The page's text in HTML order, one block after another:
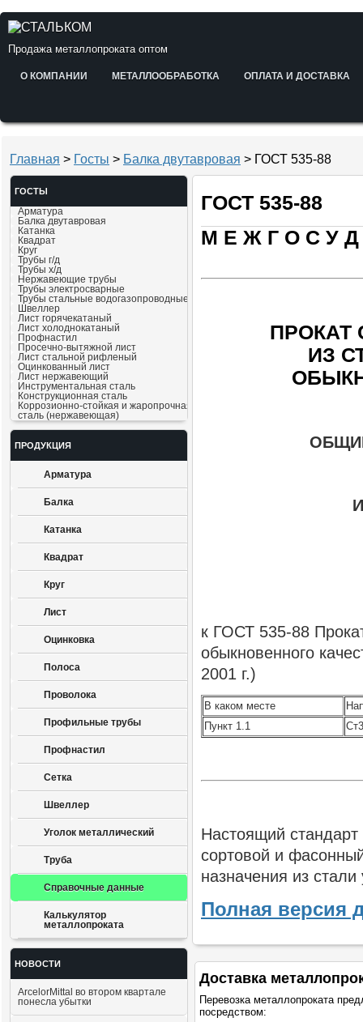
Продажа металлопроката оптом
О КОМПАНИИ МЕТАЛЛООБРАБОТКА ОПЛАТА И ДОСТАВКА
Главная > Госты > Балка двутавровая > ГОСТ 535-88
ГОСТЫ
Арматура
Балка двутавровая
Катанка
Квадрат
Круг
Трубы г/д
Трубы х/д
Нержавеющие трубы
Трубы электросварные
Трубы стальные водогазопроводные
Швеллер
Лист горячекатаный
Лист холоднокатаный
Профнастил
Просечно-вытяжной лист
Лист стальной рифленый
Оцинкованный лист
Лист нержавеющий
Инструментальная сталь
Конструкционная сталь
Коррозионно-стойкая и жаропрочная
сталь (нержавеющая)
ПРОДУКЦИЯ
Арматура
Балка
Катанка
Квадрат
Круг
Лист
Оцинковка
Полоса
Проволока
Профильные трубы
Профнастил
Сетка
Швеллер
Уголок металлический
Труба
Справочные данные
Калькулятор
металлопроката
НОВОСТИ
ArcelorMittal во втором квартале
понесла убытки
ГОСТ 535-88
М Е Ж Г О С У
ПРОКАТ
ИЗ
к ГОСТ 535-88
обыкновенного
2001 г.)
В каком месте
Пункт 1.1
Настоящий стандарт
сортовой и
назначения из
Полная версия
Доставка
Перевозка металлопроката
посредством: